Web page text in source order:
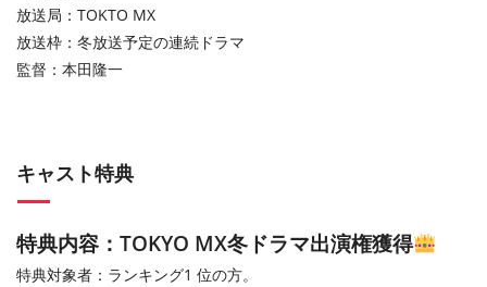
放送局：TOKTO MX
放送枠：冬放送予定の連続ドラマ
監督：本田隆一
キャスト特典
特典内容：TOKYO MX冬ドラマ出演権獲得
特典対象者：ランキング1 位の方。